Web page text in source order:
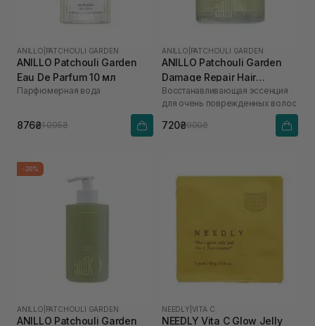
ANILLO PATCHOULI GARDEN
ANILLO Patchouli Garden
Eau De Parfum 10 мл
Парфюмерная вода
876₴1 095₴
ANILLO PATCHOULI GARDEN
ANILLO Patchouli Garden
Damage Repair Hair
Essence 50 мл
Восстанавливающая эссенция
для очень поврежденных волос
720₴900₴
-20%
ANILLO PATCHOULI GARDEN
ANILLO Patchouli Garden
NEEDLY VITA C
NEEDLY Vita C Glow Jelly